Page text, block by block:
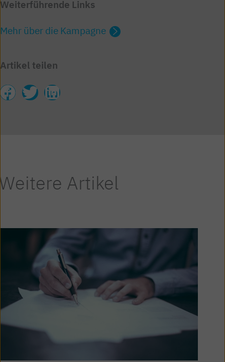
Weiterführende Links
Mehr über die Kampagne
Artikel teilen
Artikel